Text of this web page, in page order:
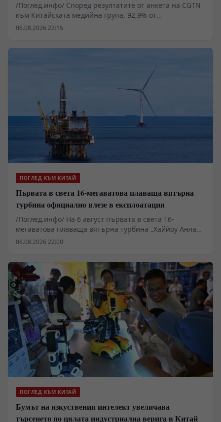
/Поглед.инфо/ Според резултатите от анкета на CGTN
към Китайската медийна група, 92,9% от
анкетираните смятат, че популярността на темата
06.08.2026 22:15
ПОГЛЕД КЪМ КИТАЙ
Първата в света 16-мегаватова плаваща вятърна
турбина официално влезе в експлоатация
/Поглед.инфо/ На 6 август първата в света 16-
мегаватова плаваща вятърна турбина „Хаййоу Анлан“
беше включена към електропреносната мрежа на
06.08.2026 22:00
ПОГЛЕД КЪМ КИТАЙ
Бумът на изкуствения интелект увеличава
търсенето по цялата индустриална верига в Китай